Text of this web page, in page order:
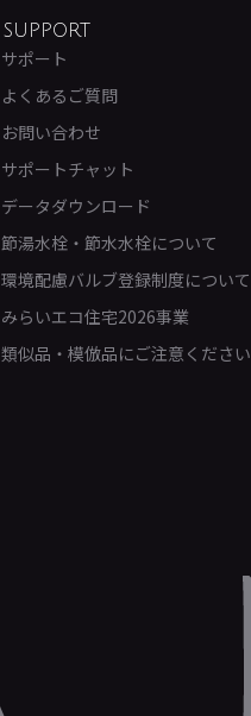
SUPPORT
サポート
よくあるご質問
お問い合わせ
サポートチャット
データダウンロード
節湯水栓・節水水栓について
環境配慮バルブ登録制度について
みらいエコ住宅2026事業
類似品・模倣品にご注意ください